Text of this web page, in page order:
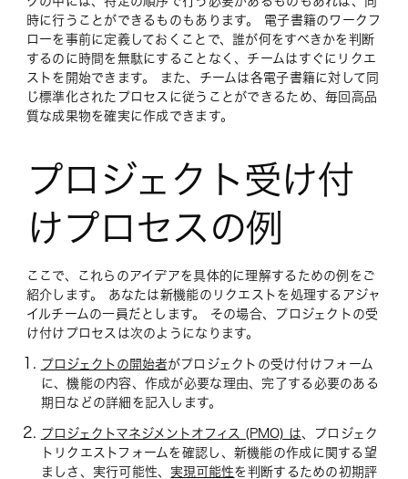
時に行うことができるものもあります。 電子書籍のワークフ
ローを事前に定義しておくことで、誰が何をすべきかを判断
するのに時間を無駄にすることなく、チームはすぐにリクエ
ストを開始できます。 また、チームは各電子書籍に対して同
じ標準化されたプロセスに従うことができるため、毎回高品
質な成果物を確実に作成できます。
プロジェクト受け付
けプロセスの例
ここで、これらのアイデアを具体的に理解するための例をご
紹介します。 あなたは新機能のリクエストを処理するアジャ
イルチームの一員だとします。 その場合、プロジェクトの受
け付けプロセスは次のようになります。
プロジェクトの開始者がプロジェクトの受け付けフォーム
に、機能の内容、作成が必要な理由、完了する必要のある
期日などの詳細を記入します。
プロジェクトマネジメントオフィス (PMO) は 、プロジェク
トリクエストフォームを確認し、新機能の作成に関する望
ましさ、実行可能性、 実現可能性を判断するための初期評